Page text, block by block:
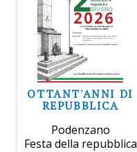
OTTANT'ANNI DI
REPUBBLICA
Podenzano
Festa della repubblica